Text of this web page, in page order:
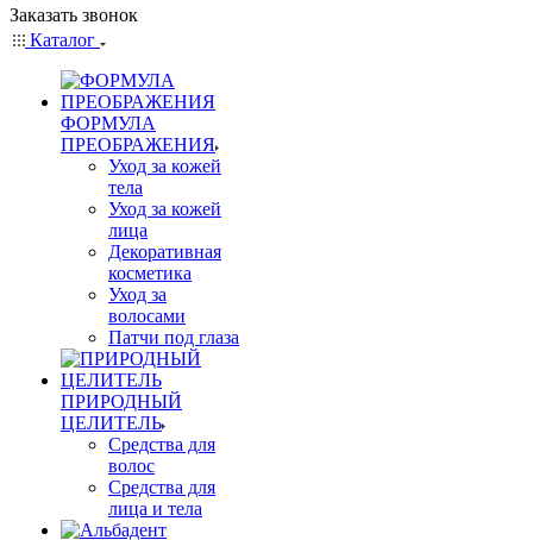
Заказать звонок
Каталог
ФОРМУЛА
ПРЕОБРАЖЕНИЯ
Уход за кожей
тела
Уход за кожей
лица
Декоративная
косметика
Уход за
волосами
Патчи под глаза
ПРИРОДНЫЙ
ЦЕЛИТЕЛЬ
Средства для
волос
Средства для
лица и тела